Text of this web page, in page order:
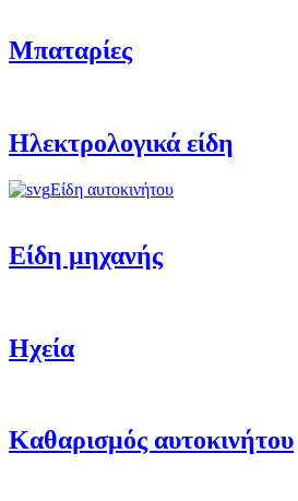
Μπαταρίες
Ηλεκτρολογικά είδη
Είδη αυτοκινήτου
Είδη μηχανής
Ηχεία
Καθαρισμός αυτοκινήτου